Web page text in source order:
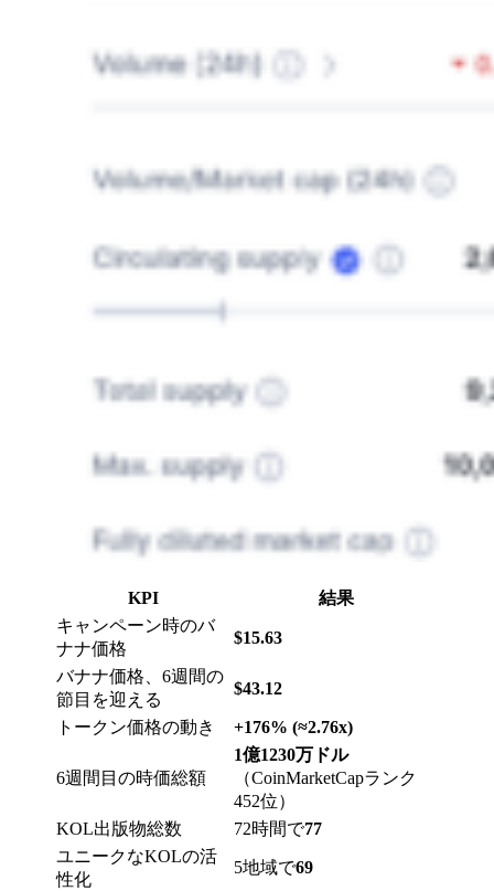
KPI
結果
キャンペーン時のバ
ナナ価格
$15.63
バナナ価格、6週間の
節目を迎える
$43.12
トークン価格の動き +176% (≈2.76x)
6週間目の時価総額
1億1230万ドル
（CoinMarketCapランク
452位）
KOL出版物総数
72時間で77
ユニークなKOLの活
性化
5地域で69